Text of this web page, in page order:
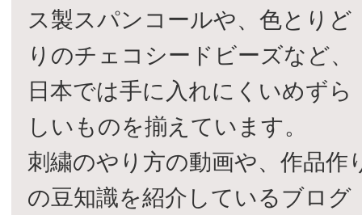
ス製スパンコールや、色とりど
りのチェコシードビーズなど、
日本では手に入れにくいめずら
しいものを揃えています。
刺繍のやり方の動画や、作品作
の豆知識を紹介しているブログ